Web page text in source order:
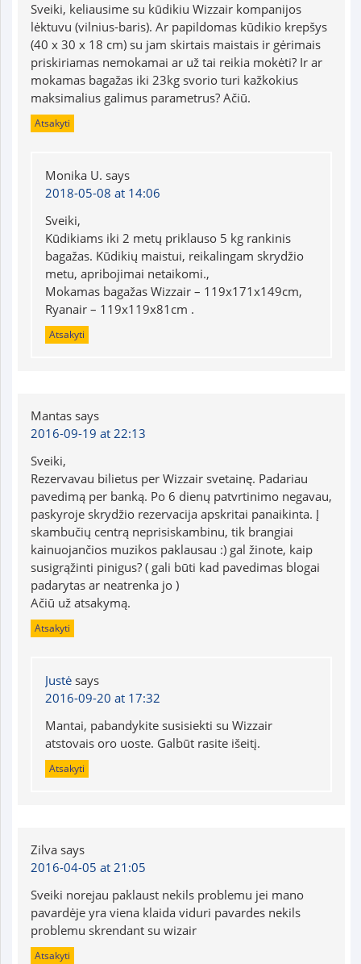
Sveiki, keliausime su kūdikiu Wizzair kompanijos
lėktuvu (vilnius-baris). Ar papildomas kūdikio krepšys
(40 x 30 x 18 cm) su jam skirtais maistais ir gėrimais
priskiriamas nemokamai ar už tai reikia mokėti? Ir ar
mokamas bagažas iki 23kg svorio turi kažkokius
maksimalius galimus parametrus? Ačiū.
Atsakyti
Monika U. says
2018-05-08 at 14:06
Sveiki,
Kūdikiams iki 2 metų priklauso 5 kg rankinis
bagažas. Kūdikių maistui, reikalingam skrydžio
metu, apribojimai netaikomi.,
Mokamas bagažas Wizzair – 119x171x149cm,
Ryanair – 119x119x81cm .
Atsakyti
Mantas says
2016-09-19 at 22:13
Sveiki,
Rezervavau bilietus per Wizzair svetainę. Padariau
pavedimą per banką. Po 6 dienų patvrtinimo negavau,
paskyroje skrydžio rezervacija apskritai panaikinta. Į
skambučių centrą neprisiskambinu, tik brangiai
kainuojančios muzikos paklausau :) gal žinote, kaip
susigrąžinti pinigus? ( gali būti kad pavedimas blogai
padarytas ar neatrenka jo )
Ačiū už atsakymą.
Atsakyti
Justė says
2016-09-20 at 17:32
Mantai, pabandykite susisiekti su Wizzair
atstovais oro uoste. Galbūt rasite išeitį.
Atsakyti
Zilva says
2016-04-05 at 21:05
Sveiki norejau paklaust nekils problemu jei mano
pavardėje yra viena klaida viduri pavardes nekils
problemu skrendant su wizair
Atsakyti